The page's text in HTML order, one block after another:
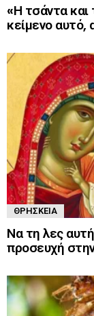
«Η τσάντα και
κείμενο αυτό,
ΘΡΗΣΚΕΊΑ
Να τη λες
προσευχή